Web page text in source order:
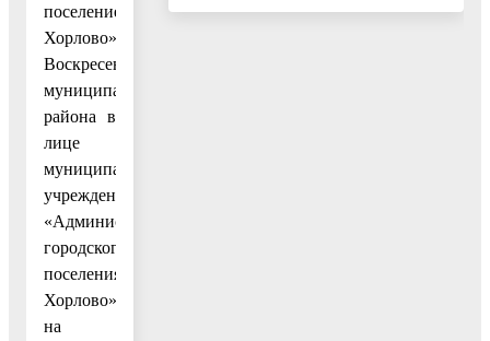
поселение
Хорлово»
Воскресенского
муниципального
района в
лице
муниципального
учреждения
«Администрация
городского
поселения
Хорлово»
на